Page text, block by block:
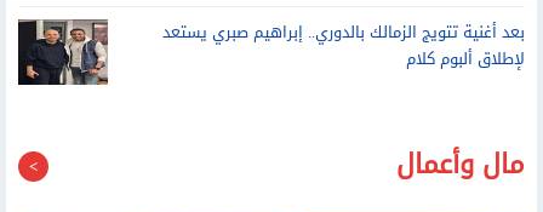
لإطلاق ألبوم كلام
مال وأعمال